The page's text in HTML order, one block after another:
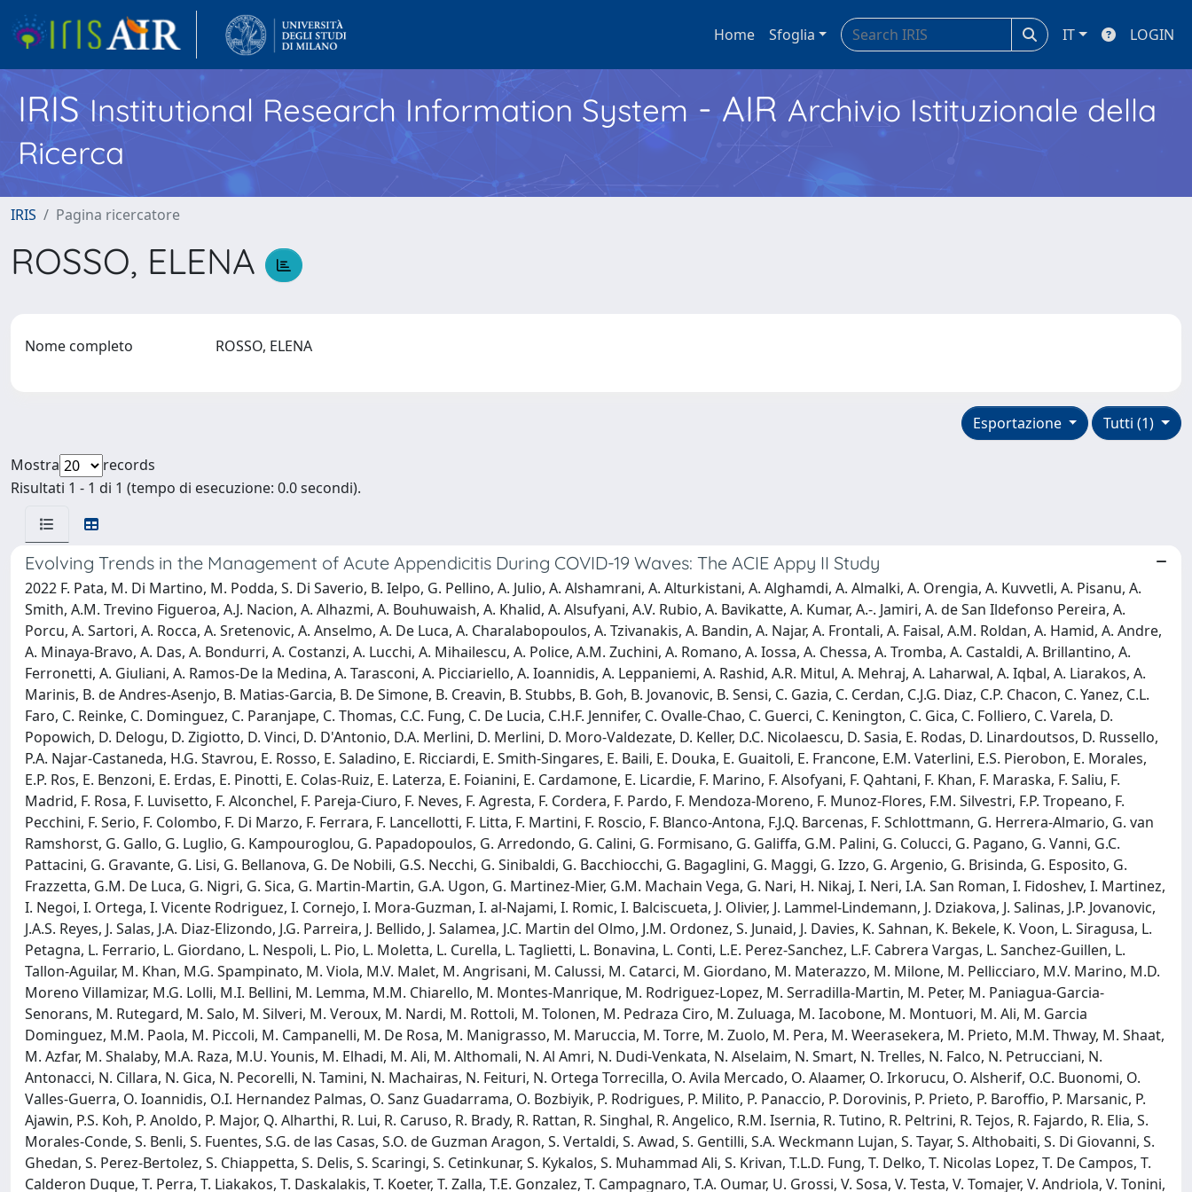
Home Sfoglia IT LOGIN
IRISInstitutional Research Information System - AIR Archivio Istituzionale della
Ricerca
IRIS Pagina ricercatore
ROSSO, ELENA
Nome completo ROSSO, ELENA
Tutti (1)
Esportazione
Mostra
records
Risultati 1 - 1 di 1 (tempo di esecuzione: 0.0 secondi).
Evolving Trends in the Management of Acute Appendicitis During COVID-19 Waves: The ACIE Appy II Study
2022 F. Pata, M. Di Martino, M. Podda, S. Di Saverio, B. Ielpo, G. Pellino, A. Julio, A. Alshamrani, A. Alturkistani, A. Alghamdi, A. Almalki, A. Orengia, A. Kuvvetli, A. Pisanu, A.
Smith, A.M. Trevino Figueroa, A.J. Nacion, A. Alhazmi, A. Bouhuwaish, A. Khalid, A. Alsufyani, A.V. Rubio, A. Bavikatte, A. Kumar, A.-. Jamiri, A. de San Ildefonso Pereira, A.
Porcu, A. Sartori, A. Rocca, A. Sretenovic, A. Anselmo, A. De Luca, A. Charalabopoulos, A. Tzivanakis, A. Bandin, A. Najar, A. Frontali, A. Faisal, A.M. Roldan, A. Hamid, A. Andre,
A. Minaya-Bravo, A. Das, A. Bondurri, A. Costanzi, A. Lucchi, A. Mihailescu, A. Police, A.M. Zuchini, A. Romano, A. Iossa, A. Chessa, A. Tromba, A. Castaldi, A. Brillantino, A.
Ferronetti, A. Giuliani, A. Ramos-De la Medina, A. Tarasconi, A. Picciariello, A. Ioannidis, A. Leppaniemi, A. Rashid, A.R. Mitul, A. Mehraj, A. Laharwal, A. Iqbal, A. Liarakos, A.
Marinis, B. de Andres-Asenjo, B. Matias-Garcia, B. De Simone, B. Creavin, B. Stubbs, B. Goh, B. Jovanovic, B. Sensi, C. Gazia, C. Cerdan, C.J.G. Diaz, C.P. Chacon, C. Yanez, C.L.
Faro, C. Reinke, C. Dominguez, C. Paranjape, C. Thomas, C.C. Fung, C. De Lucia, C.H.F. Jennifer, C. Ovalle-Chao, C. Guerci, C. Kenington, C. Gica, C. Folliero, C. Varela, D.
Popowich, D. Delogu, D. Zigiotto, D. Vinci, D. D'Antonio, D.A. Merlini, D. Merlini, D. Moro-Valdezate, D. Keller, D.C. Nicolaescu, D. Sasia, E. Rodas, D. Linardoutsos, D. Russello,
P.A. Najar-Castaneda, H.G. Stavrou, E. Rosso, E. Saladino, E. Ricciardi, E. Smith-Singares, E. Baili, E. Douka, E. Guaitoli, E. Francone, E.M. Vaterlini, E.S. Pierobon, E. Morales,
E.P. Ros, E. Benzoni, E. Erdas, E. Pinotti, E. Colas-Ruiz, E. Laterza, E. Foianini, E. Cardamone, E. Licardie, F. Marino, F. Alsofyani, F. Qahtani, F. Khan, F. Maraska, F. Saliu, F.
Madrid, F. Rosa, F. Luvisetto, F. Alconchel, F. Pareja-Ciuro, F. Neves, F. Agresta, F. Cordera, F. Pardo, F. Mendoza-Moreno, F. Munoz-Flores, F.M. Silvestri, F.P. Tropeano, F.
Pecchini, F. Serio, F. Colombo, F. Di Marzo, F. Ferrara, F. Lancellotti, F. Litta, F. Martini, F. Roscio, F. Blanco-Antona, F.J.Q. Barcenas, F. Schlottmann, G. Herrera-Almario, G. van
Ramshorst, G. Gallo, G. Luglio, G. Kampouroglou, G. Papadopoulos, G. Arredondo, G. Calini, G. Formisano, G. Galiffa, G.M. Palini, G. Colucci, G. Pagano, G. Vanni, G.C.
Pattacini, G. Gravante, G. Lisi, G. Bellanova, G. De Nobili, G.S. Necchi, G. Sinibaldi, G. Bacchiocchi, G. Bagaglini, G. Maggi, G. Izzo, G. Argenio, G. Brisinda, G. Esposito, G.
Frazzetta, G.M. De Luca, G. Nigri, G. Sica, G. Martin-Martin, G.A. Ugon, G. Martinez-Mier, G.M. Machain Vega, G. Nari, H. Nikaj, I. Neri, I.A. San Roman, I. Fidoshev, I. Martinez,
I. Negoi, I. Ortega, I. Vicente Rodriguez, I. Cornejo, I. Mora-Guzman, I. al-Najami, I. Romic, I. Balciscueta, J. Olivier, J. Lammel-Lindemann, J. Dziakova, J. Salinas, J.P. Jovanovic,
J.A.S. Reyes, J. Salas, J.A. Diaz-Elizondo, J.G. Parreira, J. Bellido, J. Salamea, J.C. Martin del Olmo, J.M. Ordonez, S. Junaid, J. Davies, K. Sahnan, K. Bekele, K. Voon, L. Siragusa, L.
Petagna, L. Ferrario, L. Giordano, L. Nespoli, L. Pio, L. Moletta, L. Curella, L. Taglietti, L. Bonavina, L. Conti, L.E. Perez-Sanchez, L.F. Cabrera Vargas, L. Sanchez-Guillen, L.
Tallon-Aguilar, M. Khan, M.G. Spampinato, M. Viola, M.V. Malet, M. Angrisani, M. Calussi, M. Catarci, M. Giordano, M. Materazzo, M. Milone, M. Pellicciaro, M.V. Marino, M.D.
Moreno Villamizar, M.G. Lolli, M.I. Bellini, M. Lemma, M.M. Chiarello, M. Montes-Manrique, M. Rodriguez-Lopez, M. Serradilla-Martin, M. Peter, M. Paniagua-Garcia-
Senorans, M. Rutegard, M. Salo, M. Silveri, M. Veroux, M. Nardi, M. Rottoli, M. Tolonen, M. Pedraza Ciro, M. Zuluaga, M. Iacobone, M. Montuori, M. Ali, M. Garcia
Dominguez, M.M. Paola, M. Piccoli, M. Campanelli, M. De Rosa, M. Manigrasso, M. Maruccia, M. Torre, M. Zuolo, M. Pera, M. Weerasekera, M. Prieto, M.M. Thway, M. Shaat,
M. Azfar, M. Shalaby, M.A. Raza, M.U. Younis, M. Elhadi, M. Ali, M. Althomali, N. Al Amri, N. Dudi-Venkata, N. Alselaim, N. Smart, N. Trelles, N. Falco, N. Petrucciani, N.
Antonacci, N. Cillara, N. Gica, N. Pecorelli, N. Tamini, N. Machairas, N. Feituri, N. Ortega Torrecilla, O. Avila Mercado, O. Alaamer, O. Irkorucu, O. Alsherif, O.C. Buonomi, O.
Valles-Guerra, O. Ioannidis, O.I. Hernandez Palmas, O. Sanz Guadarrama, O. Bozbiyik, P. Rodrigues, P. Milito, P. Panaccio, P. Dorovinis, P. Prieto, P. Baroffio, P. Marsanic, P.
Ajawin, P.S. Koh, P. Anoldo, P. Major, Q. Alharthi, R. Lui, R. Caruso, R. Brady, R. Rattan, R. Singhal, R. Angelico, R.M. Isernia, R. Tutino, R. Peltrini, R. Tejos, R. Fajardo, R. Elia, S.
Morales-Conde, S. Benli, S. Fuentes, S.G. de las Casas, S.O. de Guzman Aragon, S. Vertaldi, S. Awad, S. Gentilli, S.A. Weckmann Lujan, S. Tayar, S. Althobaiti, S. Di Giovanni, S.
Ghedan, S. Perez-Bertolez, S. Chiappetta, S. Delis, S. Scaringi, S. Cetinkunar, S. Kykalos, S. Muhammad Ali, S. Krivan, T.L.D. Fung, T. Delko, T. Nicolas Lopez, T. De Campos, T.
Calderon Duque, T. Perra, T. Liakakos, T. Daskalakis, T. Koeter, T. Zalla, T.E. Gonzalez, T. Campagnaro, T.A. Oumar, U. Grossi, V. Sosa, V. Testa, V. Tomajer, V. Andriola, V. Tonini,